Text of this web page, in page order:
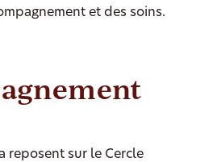
et des soins.
reposent sur le Cercle